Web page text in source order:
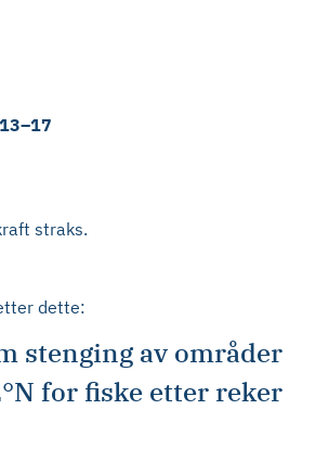
straks.
dette:
stenging av områder
for fiske etter reker